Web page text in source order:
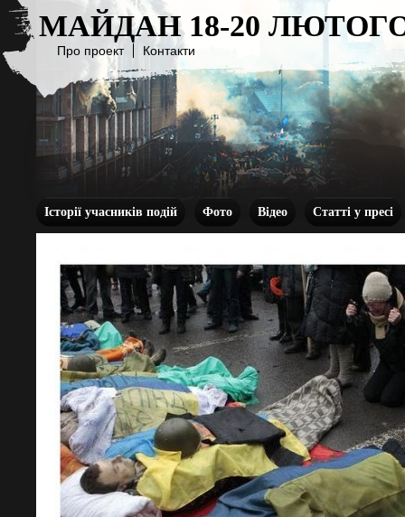
МАЙДАН 18-20
Про проект Контакти
Історії учасників подій Фото Відео Статті у пресі